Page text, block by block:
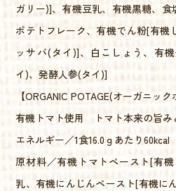
ガリー)]、有機豆乳、有機黒糖、
ポテトフレーク、有機でん粉[有機
ッサバ(タイ)]、白こしょう、有
イ)、発酵人参(タイ)]
【ORGANIC POTAGE(オーガニッ
有機トマト使用 トマト本来の旨み
エネルギー／1食16.0ｇあたり60kcal
原材料／有機トマトペースト[有
乳、有機にんじんペースト[有機に